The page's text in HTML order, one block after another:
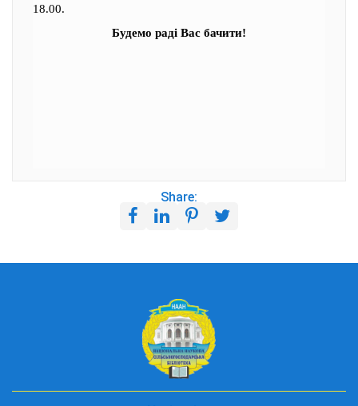
18.00.
Будемо раді Вас бачити!
Share: